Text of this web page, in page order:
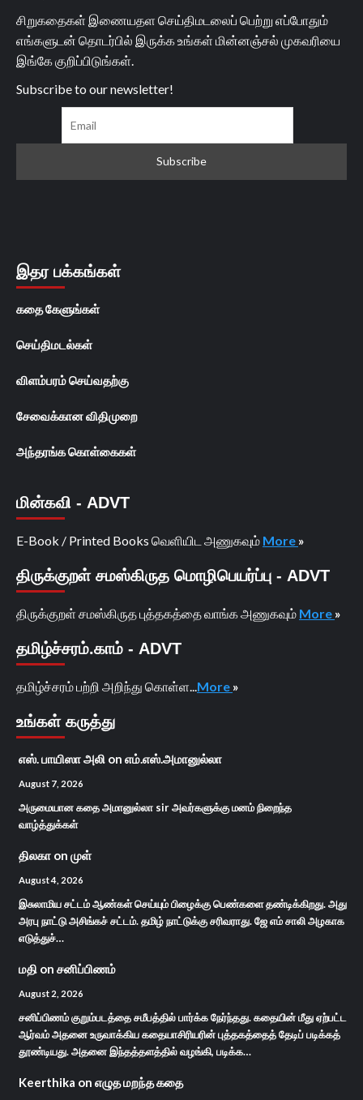
சிறுகதைகள் இணையதள செய்திமடலைப் பெற்று எப்போதும்
எங்களுடன் தொடர்பில் இருக்க உங்கள் மின்னஞ்சல் முகவரியை
இங்கே குறிப்பிடுங்கள்.
Subscribe to our newsletter!
இதர பக்கங்கள்
கதை கேளுங்கள்
செய்திமடல்கள்
விளம்பரம் செய்வதற்கு
சேவைக்கான விதிமுறை
அந்தரங்க கொள்கைகள்
மின்கவி - ADVT
E-Book / Printed Books வெளியிட அணுகவும் More »
திருக்குறள் சமஸ்கிருத மொழிபெயர்ப்பு - ADVT
திருக்குறள் சமஸ்கிருத புத்தகத்தை வாங்க அணுகவும் More »
தமிழ்ச்சரம்.காம் - ADVT
தமிழ்ச்சரம் பற்றி அறிந்து கொள்ள... More »
உங்கள் கருத்து
எஸ். பாயிஸா அலி on எம்.எஸ்.அமானுல்லா
August 7, 2026
அருமையான கதை அமானுல்லா sir அவர்களுக்கு மனம் நிறைந்த
வாழ்த்துக்கள்
திலகா on முள்
August 4, 2026
இசுலாமிய சட்டம் ஆண்கள் செய்யும் பிழைக்கு பெண்களை தண்டிக்கிறது. அது
அரபு நாட்டு அசிங்கச் சட்டம். தமிழ் நாட்டுக்கு சரிவராது. ஜே எம் சாலி அழகாக
எடுத்துச்…
மதி on சனிப்பிணம்
August 2, 2026
சனிப்பிணம் குறும்படத்தை சமீபத்தில் பார்க்க நேர்ந்தது. கதையின் மீது ஏற்பட்ட
ஆர்வம் அதனை உருவாக்கிய கதையாசிரியரின் புத்தகத்தைத் தேடிப் படிக்கத்
தூண்டியது. அதனை இந்தத்தளத்தில் வழங்கி, படிக்க…
Keerthika on எழுத மறந்த கதை